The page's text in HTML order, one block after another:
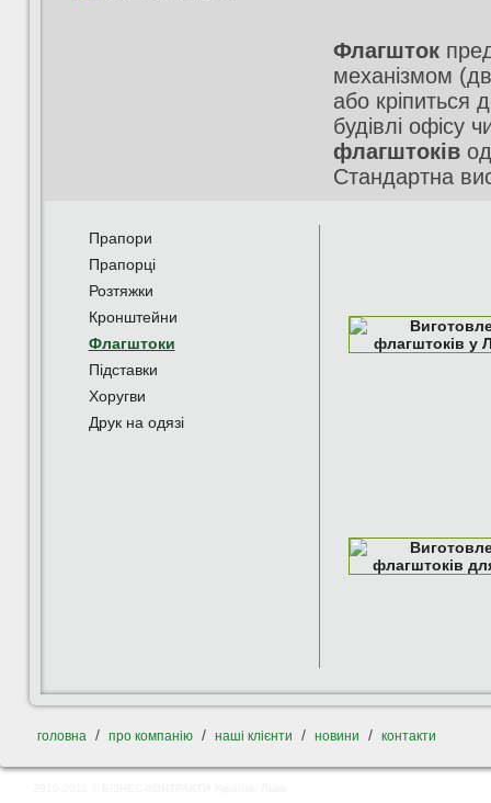
Флагшток
механізмом
або кріпиться
будівлі офісу
флагштоків
Стандартна
Прапори
Прапорці
Розтяжки
Кронштейни
Флагштоки
Підставки
Хоругви
Друк на одязі
головна / про компанію / наші клієнти / новини / контакти